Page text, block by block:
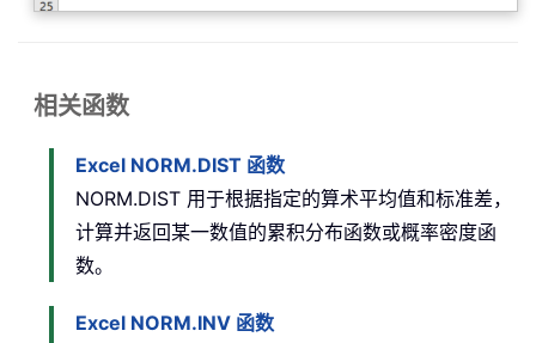
相关函数
Excel NORM.DIST 函数
NORM.DIST 用于根据指定的算术平均值和标准差，
计算并返回某一数值的累积分布函数或概率密度函
数。
Excel NORM.INV 函数